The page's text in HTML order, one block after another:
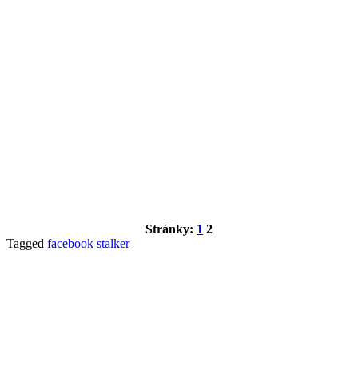
Stránky: 1 2
Tagged facebook stalker